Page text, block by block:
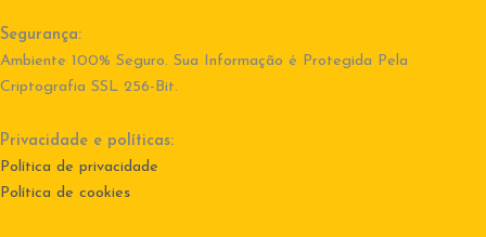
Segurança:
Ambiente 100% Seguro. Sua Informação é Protegida Pela
Criptografia SSL 256-Bit.
Privacidade e políticas:
Política de privacidade
Política de cookies